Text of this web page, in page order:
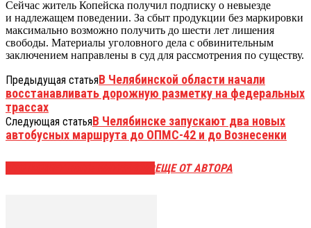
Сейчас житель Копейска получил подписку о невыезде
и надлежащем поведении. За сбыт продукции без маркировки
максимально возможно получить до шести лет лишения
свободы. Материалы уголовного дела с обвинительным
заключением направлены в суд для рассмотрения по существу.
Предыдущая статьяВ Челябинской области начали
восстанавливать дорожную разметку на федеральных
трассах
Следующая статьяВ Челябинске запускают два новых
автобусных маршрута до ОПМС-42 и до Вознесенки
ЕЩЕ ОТ АВТОРА